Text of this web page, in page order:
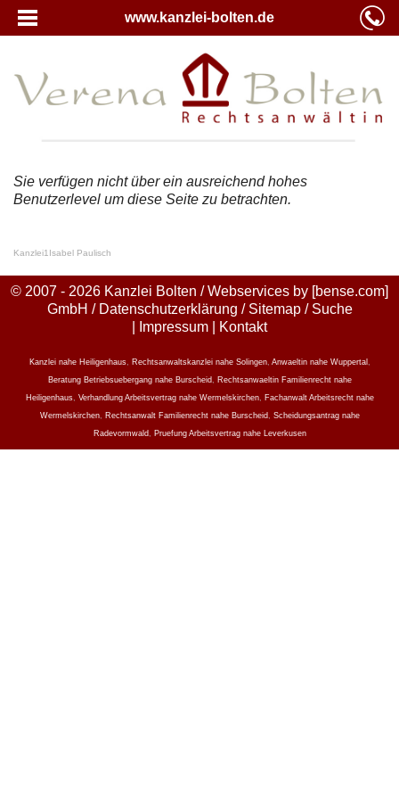
www.kanzlei-bolten.de
Sie verfügen nicht über ein ausreichend hohes
Benutzerlevel um diese Seite zu betrachten.
Kanzlei1 Isabel Paulisch
© 2007 - 2026 Kanzlei Bolten / Webservices by [bense.com]
GmbH / Datenschutzerklärung / Sitemap/ Suche
Impressum Kontakt
Kanzlei nahe Heiligenhaus, Rechtsanwaltskanzlei nahe Solingen, Anwaeltin nahe Wuppertal
Beratung Betriebsuebergang nahe Burscheid
Rechtsanwaeltin Familienrecht nahe
Heiligenhaus, Verhandlung Arbeitsvertrag nahe Wermelskirchen,
Fachanwalt Arbeitsrecht nahe
Wermelskirchen, Rechtsanwalt Familienrecht nahe Burscheid
Scheidungsantrag nahe
Radevormwald
Pruefung Arbeitsvertrag nahe Leverkusen